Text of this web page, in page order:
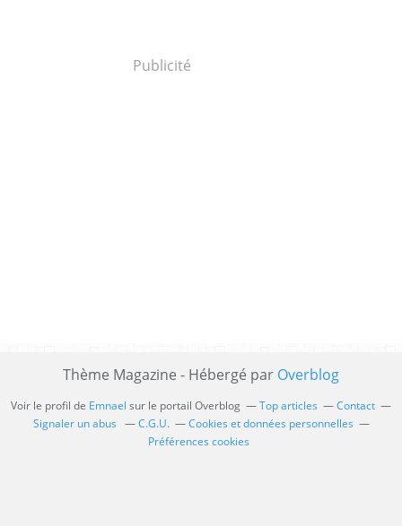
Publicité
Thème Magazine - Hébergé par Overblog
Voir le profil de Emnael sur le portail Overblog Top articles
Contact
Signaler un abus
C.G.U.
Cookies et données personnelles
Préférences cookies